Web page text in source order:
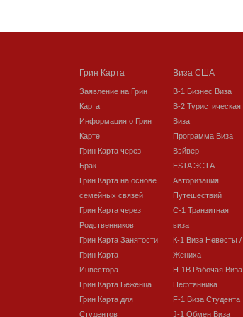
Грин Карта
Заявление на Грин
Карта
Информация о Грин
Карте
Грин Карта через
Брак
Грин Карта на основе
семейных связей
Грин Карта через
Родственников
Грин Карта Занятости
Грин Карта
Инвестора
Грин Карта Беженца
Грин Карта для
Студентов
Виза США
В-1 Бизнес Виза
В-2 Туристическая
Виза
Программа Виза
Вэйвер
ESTA ЭСТА
Авторизация
Путешествий
C-1 Транзитная
виза
К-1 Виза Невесты /
Жениха
H-1B Рабочая Виза
Нефтянника
F-1 Виза Студента
J-1 Обмен Виза